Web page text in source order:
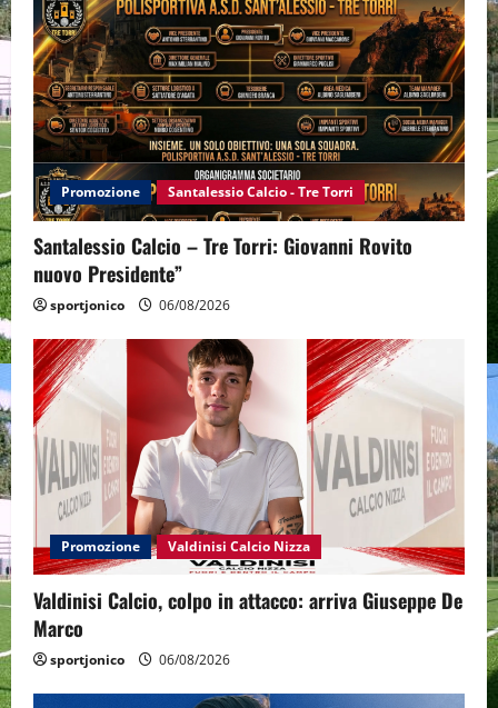
Promozione Santalessio Calcio - Tre Torri
Santalessio Calcio – Tre Torri: Giovanni Rovito
nuovo Presidente”
sportjonico 06/08/2026
Promozione Valdinisi Calcio Nizza
Valdinisi Calcio, colpo in attacco: arriva Giuseppe De
Marco
sportjonico 06/08/2026